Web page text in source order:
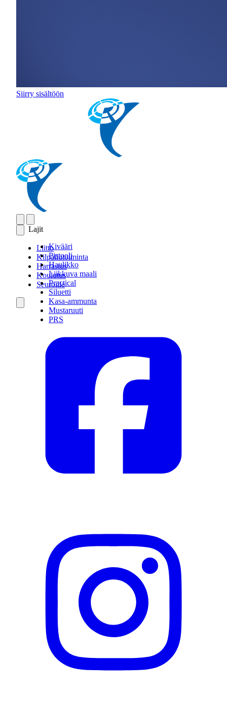
Siirry sisältöön
Lajit
Kivääri
Pistooli
Haulikko
Liikkuva maali
Practical
Siluetti
Kasa-ammunta
Mustaruuti
PRS
Liitto
Kilpailutoiminta
Harrastus
Koulutus
Seuroille